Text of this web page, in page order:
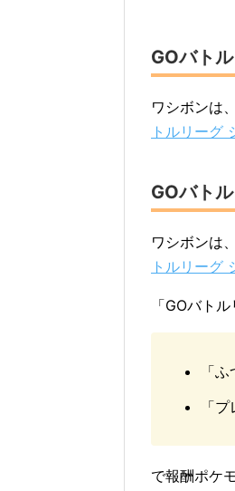
GOバト
ワシボンは
トルリーグ
GOバト
ワシボンは
トルリーグ
「GOバト
「
「
で報酬ポケ